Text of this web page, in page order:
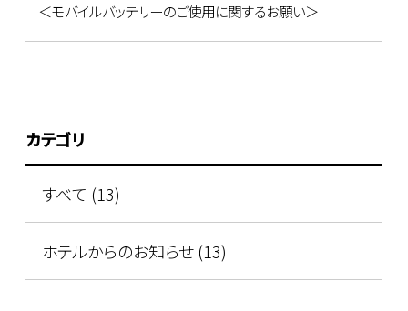
＜モバイルバッテリーのご使用に関するお願い＞
カテゴリ
すべて (13)
ホテルからのお知らせ (13)